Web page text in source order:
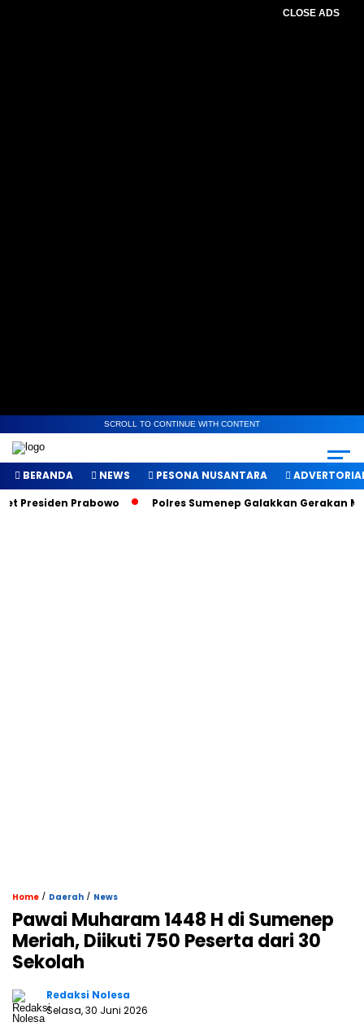
CLOSE ADS
SCROLL TO CONTINUE WITH CONTENT
BERANDA NEWS PESONA NUSANTARA
Prabowo
Polres Sumenep Galakkan Gerakan
Home / Daerah / News
Pawai Muharam 1448 H di Sumenep
Meriah, Diikuti 750 Peserta dari 30
Sekolah
Redaksi Nolesa
Selasa, 30 Juni 2026